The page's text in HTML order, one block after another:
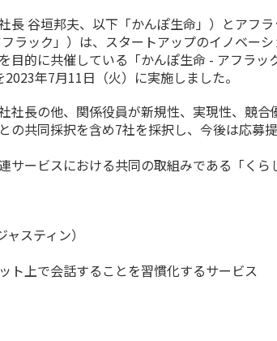
谷垣邦夫、以下「かんぽ生命」）とアフ
ラック」）は、スタートアップのイノベー
目的に共催している「かんぽ生命 - アフラッ
年7月11日（火）に実施しました。
長の他、関係役員が新規性、実現性、競合
の共同採択を含め7社を採択し、今後は応募
ービスにおける共同の取組みである「くら
スティン）
ト上で会話することを習慣化するサービス